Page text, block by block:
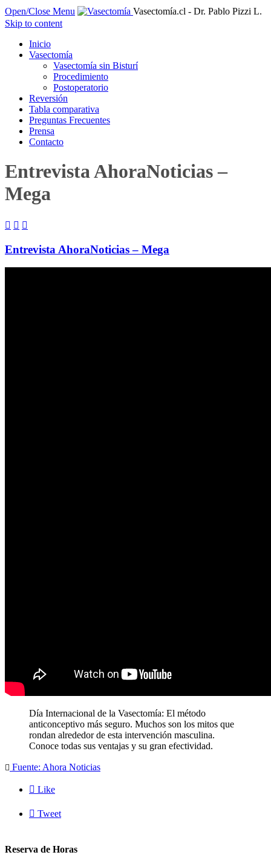
Open/Close Menu
Vasectomía.cl - Dr. Pablo Pizzi L.
Skip to content
Inicio
Vasectomía
Vasectomía sin Bisturí
Procedimiento
Postoperatorio
Reversión
Tabla comparativa
Preguntas Frecuentes
Prensa
Contacto
Entrevista AhoraNoticias –
Mega
  
Entrevista AhoraNoticias – Mega
Día Internacional de la Vasectomía: El método
anticonceptivo más seguro. Muchos son los mitos que
rondan alrededor de esta intervención masculina.
Conoce todas sus ventajas y su gran efectividad.
 Fuente: Ahora Noticias
 Like
 Tweet
Reserva de Horas